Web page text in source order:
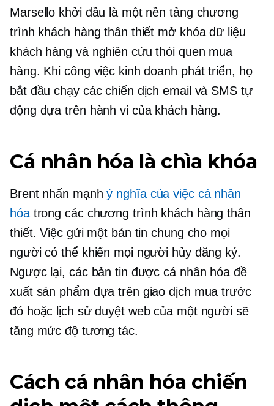
Marsello khởi đầu là một nền tảng chương
trình khách hàng thân thiết mở khóa dữ liệu
khách hàng và nghiên cứu thói quen mua
hàng. Khi công việc kinh doanh phát triển, họ
bắt đầu chạy các chiến dịch email và SMS tự
động dựa trên hành vi của khách hàng.
Cá nhân hóa là chìa khóa
Brent nhấn mạnhý nghĩa của việc cá nhân
hóatrong các chương trình khách hàng thân
thiết. Việc gửi một bản tin chung cho mọi
người có thể khiến mọi người hủy đăng ký.
Ngược lại, các bản tin được cá nhân hóa đề
xuất sản phẩm dựa trên giao dịch mua trước
đó hoặc lịch sử duyệt web của một người sẽ
tăng mức độ tương tác.
Cách cá nhân hóa chiến